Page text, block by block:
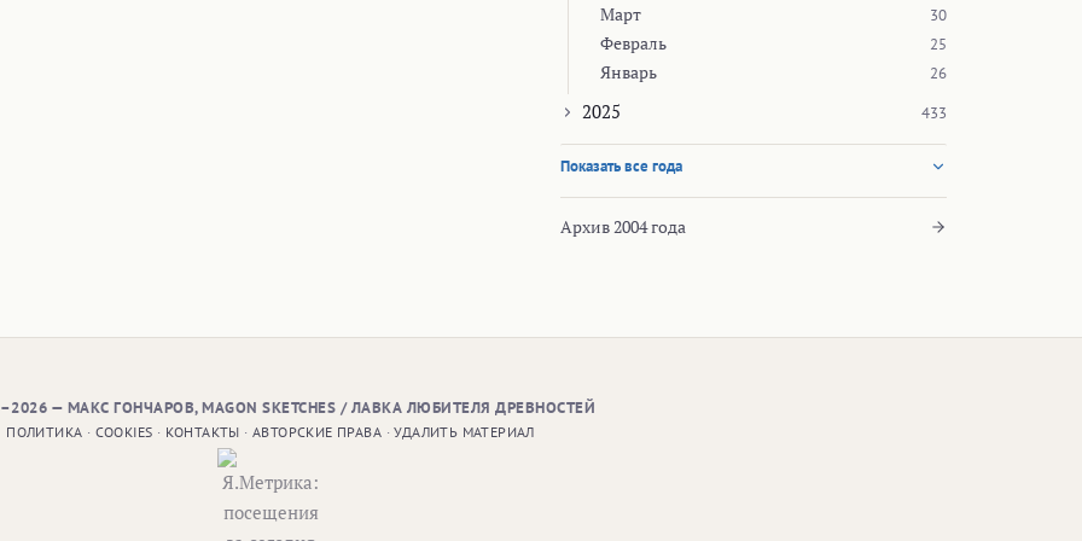
Март 30
Февраль 25
Январь 26
2025 433
Показать все года
Архив 2004 года
— МАКС ГОНЧАРОВ, MAGON SKETCHES / ЛАВКА ЛЮБИТЕЛЯ ДРЕВНОСТЕЙ
ПОЛИТИКА · COOKIES · КОНТАКТЫ ·АВТОРСКИЕ ПРАВА ·УДАЛИТЬ МАТЕРИАЛ